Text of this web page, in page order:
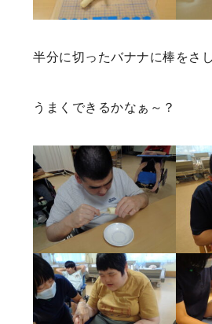
半分に切ったバナナに棒をさし
うまくできるかなぁ～？